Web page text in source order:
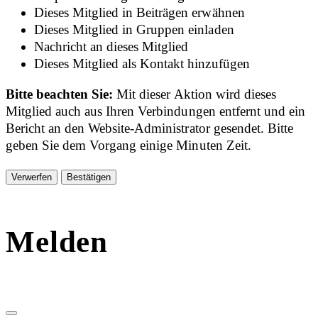
Dieses Mitglied in Beiträgen erwähnen
Dieses Mitglied in Gruppen einladen
Nachricht an dieses Mitglied
Dieses Mitglied als Kontakt hinzufügen
Bitte beachten Sie:Mit dieser Aktion wird dieses
Mitglied auch aus Ihren Verbindungen entfernt und ein
Bericht an den Website-Administrator gesendet. Bitte
geben Sie dem Vorgang einige Minuten Zeit.
Bestätigen
Melden